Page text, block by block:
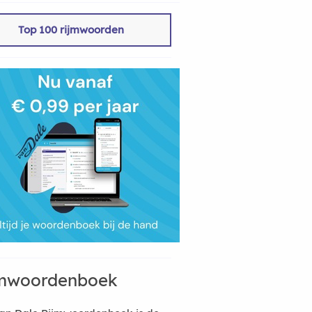
Top 100 rijmwoorden